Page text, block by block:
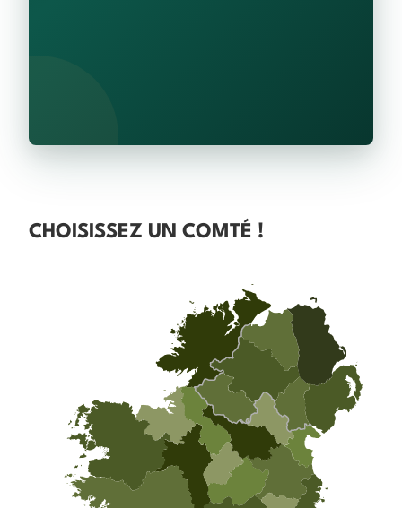
CHOISISSEZ UN COMTÉ !